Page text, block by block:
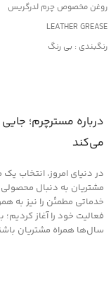
روغن مخصوص چرم لدرگریس
LEATHER GREASE
رنگبندی : بی رنگ
درباره مسترچرم؛
می‌کند
در دنیای امروز، انتخاب
مشتریان به دنبال محصولی
خدماتی مطمئن را نیز به
فعالیت خود را آغاز
سال‌ها همراه مشتریان